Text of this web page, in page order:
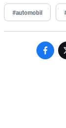
#automobil